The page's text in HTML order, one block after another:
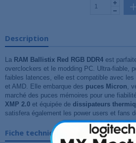
Description
La RAM Ballistix Red RGB DDR4 est
overclockers et le modding PC. Ultra-fiable,
faibles latences, elle est compatible avec les
et AMD. Elle embarque des puces Micron,
marché des puces mémoires pour une
XMP 2.0 et équipée de dissipateurs
satisfera également les power users et fans
Fiche technique